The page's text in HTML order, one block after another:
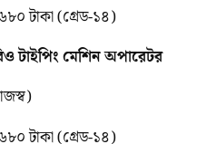
টাকা (গ্রেড-১৪)
টাইপিং মেশিন অপারেটর
টাকা (গ্রেড-১৪)